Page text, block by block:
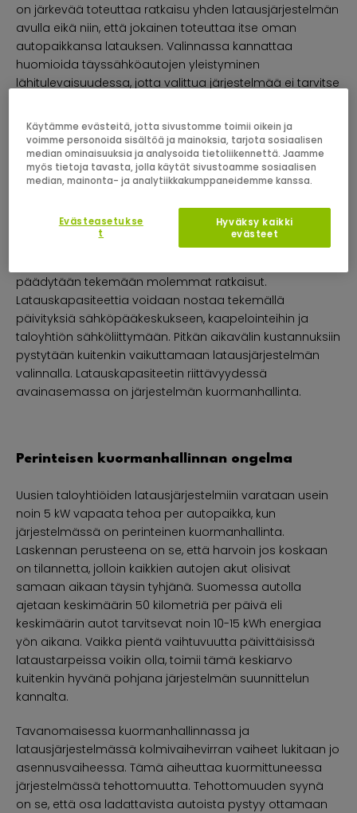
on järkevää toteuttaa ratkaisu yhden latausjärjestelmän
avulla eikä niin, että jokainen toteuttaa itse oman
autopaikkansa latauksen. Valinnassa kannattaa
huomioida täyssähköautojen yleistyminen
lähitulevaisuudessa, jotta valittua järjestelmää ei tarvitse
ominaisuuksien sekä kestävyyden lisäksi järjestelmän
skaalautuvuus on tärkeää, kun taloyhtiöön tulee lisää
ladattavia autoja.
Lataustarpeen kasvaessa voidaan monesti joutua
tilanteeseen, jossa latauskapasiteetti uhkaa loppua
kesken. Tällöin voidaan latauskuormaa rajoittaa
tasapuolisesti kaikilta lataajilta tai sitten koko
päädytään tekemään molemmat ratkaisut.
Latauskapasiteettia voidaan nostaa tekemällä
päivityksiä sähköpääkeskukseen, kaapelointeihin ja
taloyhtiön sähköliittymään. Pitkän aikavälin kustannuksiin
pystytään kuitenkin vaikuttamaan latausjärjestelmän
valinnalla. Latauskapasiteetin riittävyydessä
avainasemassa on järjestelmän kuormanhallinta.
Perinteisen kuormanhallinnan ongelma
Uusien taloyhtiöiden latausjärjestelmiin varataan usein
noin 5 kW vapaata tehoa per autopaikka, kun
järjestelmässä on perinteinen kuormanhallinta.
Laskennan perusteena on se, että harvoin jos koskaan
on tilannetta, jolloin kaikkien autojen akut olisivat
samaan aikaan täysin tyhjänä. Suomessa autolla
ajetaan keskimäärin 50 kilometriä per päivä eli
keskimäärin autot tarvitsevat noin 10-15 kWh energiaa
yön aikana. Vaikka pientä vaihtuvuutta päivittäisissä
lataustarpeissa voikin olla, toimii tämä keskiarvo
kuitenkin hyvänä pohjana järjestelmän suunnittelun
kannalta.
Tavanomaisessa kuormanhallinnassa ja
latausjärjestelmässä kolmivaihevirran vaiheet lukitaan jo
asennusvaiheessa. Tämä aiheuttaa kuormittuneessa
järjestelmässä tehottomuutta. Tehottomuuden syynä
on se, että osa ladattavista autoista pystyy ottamaan
Käytämme evästeitä, jotta sivustomme toimii oikein ja
voimme personoida sisältöä ja mainoksia, tarjota sosiaalisen
median ominaisuuksia ja analysoida tietoliikennettä. Jaamme
myös tietoja tavasta, jolla käytät sivustoamme sosiaalisen
median, mainonta- ja analytiikkakumppaneidemme kanssa.
Evästeasetukse
t
Hyväksy kaikki
evästeet